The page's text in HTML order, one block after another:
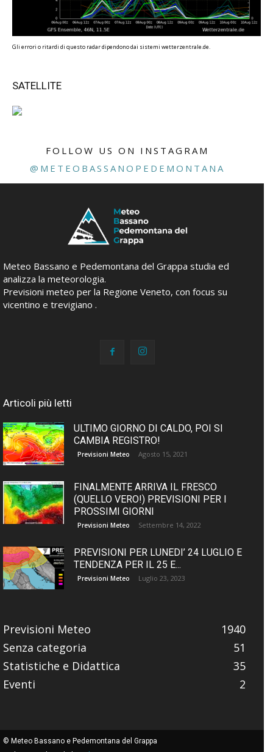
Gli errori o ritardi di questo radar dipendono dai sistemi wetterzentrale.de.
SATELLITE
FOLLOW US ON INSTAGRAM
@METEOBASSANOPEDEMONTANA
Meteo Bassano e Pedemontana del Grappa studia ed
analizza la meteorologia.
Previsioni meteo per la Regione Veneto, con focus su
vicentino e trevigiano .
Articoli più letti
ULTIMO GIORNO DI CALDO, POI SI
CAMBIA REGISTRO!
Previsioni Meteo Agosto 15, 2021
FINALMENTE ARRIVA IL FRESCO
(QUELLO VERO!) PREVISIONI PER I
PROSSIMI GIORNI
Previsioni Meteo Settembre 14, 2022
PREVISIONI PER LUNEDI’ 24 LUGLIO E
TENDENZA PER IL 25 E...
Previsioni Meteo Luglio 23, 2023
Previsioni Meteo
1940
Senza categoria
51
Statistiche e Didattica
35
Eventi
2
© Meteo Bassano e Pedemontana del Grappa